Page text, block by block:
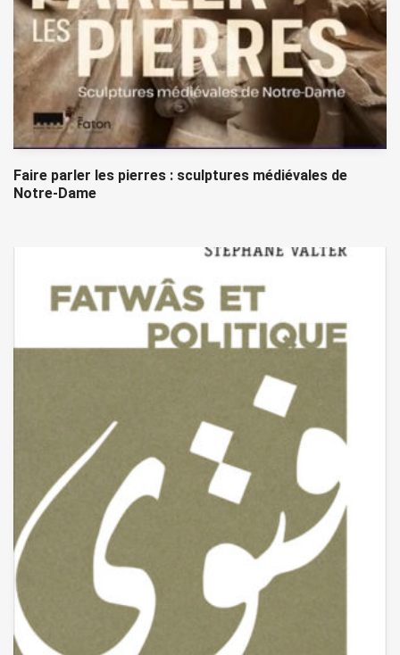
Faire parler les pierres : sculptures médiévales de
Notre-Dame